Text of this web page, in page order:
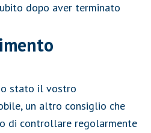
dopo aver terminato
stato il vostro
un altro consiglio che
di controllare regolarmente